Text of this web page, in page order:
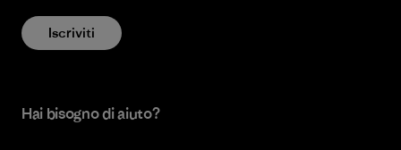
Iscriviti
Hai bisogno di aiuto?